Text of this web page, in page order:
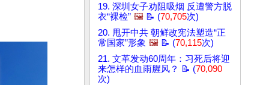
19. 深圳女子劝阻吸烟 反遭警方脱
衣“裸检” 🖼️ 📝 (70,705次)
20. 甩开中共 朝鲜改宪法塑造“正
常国家”形象 🖼️ 📝 (70,115次)
21. 文革发动60周年：习死后将迎
来怎样的血雨腥风？ 📝 (70,090
次)